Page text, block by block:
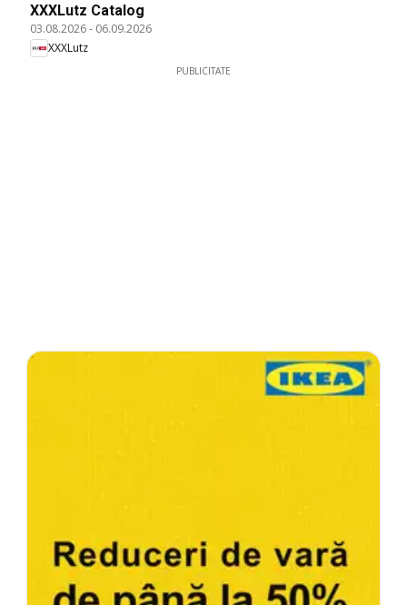
XXXLutz Catalog
03.08.2026- 06.09.2026
XXXLutz
PUBLICITATE